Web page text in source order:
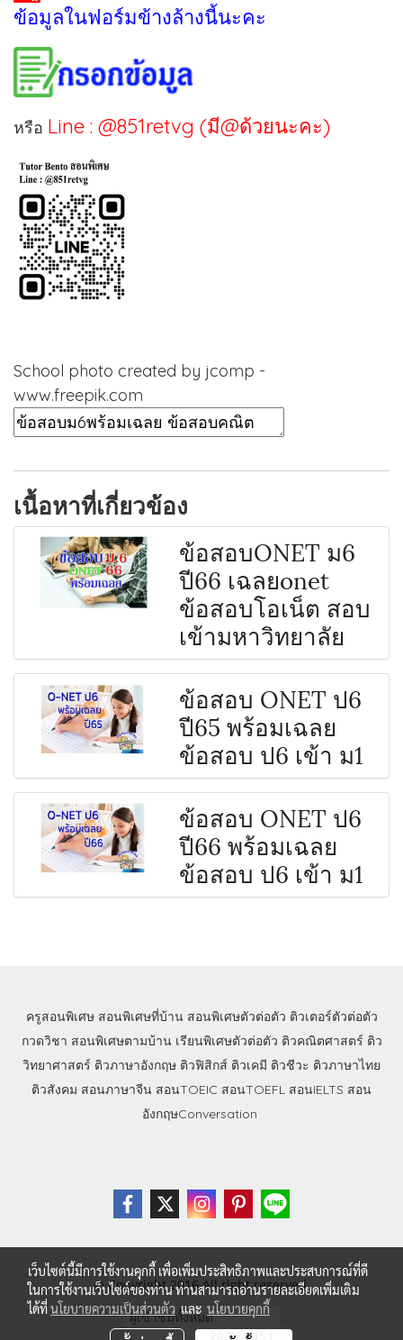
ข้อมูลในฟอร์มข้างล้างนี้นะคะ
หรือ Line : @851retvg (มี@ด้วยนะคะ)
School photo created by jcomp -
www.freepik.com
เนื้อหาที่เกี่ยวข้อง
ข้อสอบONET ม6
ปี66 เฉลยonet
ข้อสอบโอเน็ต สอบ
เข้ามหาวิทยาลัย
ข้อสอบ ONET ป6
ปี65 พร้อมเฉลย
ข้อสอบ ป6 เข้า ม1
ข้อสอบ ONET ป6
ปี66 พร้อมเฉลย
ข้อสอบ ป6 เข้า ม1
ครูสอนพิเศษ สอนพิเศษที่บ้าน สอนพิเศษตัวต่อตัว ติวเตอร์ตัวต่อตัว
กวดวิชา สอนพิเศษตามบ้าน เรียนพิเศษตัวต่อตัว ติวคณิตศาสตร์ ติว
วิทยาศาสตร์ ติวภาษาอังกฤษ ติวฟิสิกส์ ติวเคมี ติวชีวะ ติวภาษาไทย
ติวสังคม สอนภาษาจีน สอนTOEIC สอนTOEFL สอนIELTS สอน
อังกฤษConversation
© Copyright 2016 All right reserved.
ผู้เข้าชมวันนี้
4,150
เว็บไซต์นี้มีการใช้งานคุกกี้ เพื่อเพิ่มประสิทธิภาพและประสบการณ์ที่ดี
ในการใช้งานเว็บไซต์ของท่าน ท่านสามารถอ่านรายละเอียดเพิ่มเติม
ได้ที่นโยบายความเป็นส่วนตัวและ นโยบายคุกกี้